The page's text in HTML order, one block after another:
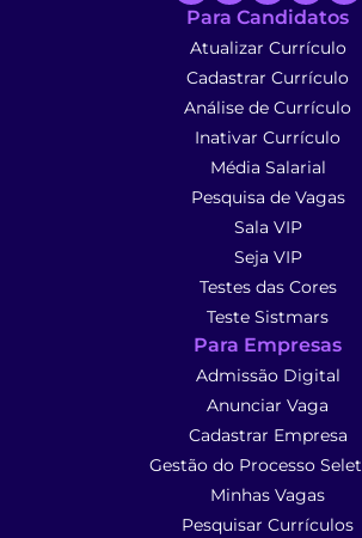
Para Candidatos
Atualizar Currículo
Cadastrar Currículo
Análise de Currículo
Inativar Currículo
Média Salarial
Pesquisa de Vagas
Sala VIP
Seja VIP
Testes das Cores
Teste Sistmars
Para Empresas
Admissão Digital
Anunciar Vaga
Cadastrar Empresa
Gestão do Processo
Minhas Vagas
Pesquisar Currículos